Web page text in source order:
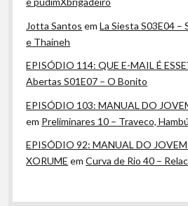
Jotta Santos emLa Siesta S03E04 –
e Thaineh
EPISÓDIO 114: QUE E-MAIL É
Abertas S01E07 – O Bonito
EPISÓDIO 103: MANUAL DO
em Preliminares 10 – Traveco,
EPISÓDIO 92: MANUAL DO
XORUME emCurva de Rio 40 –